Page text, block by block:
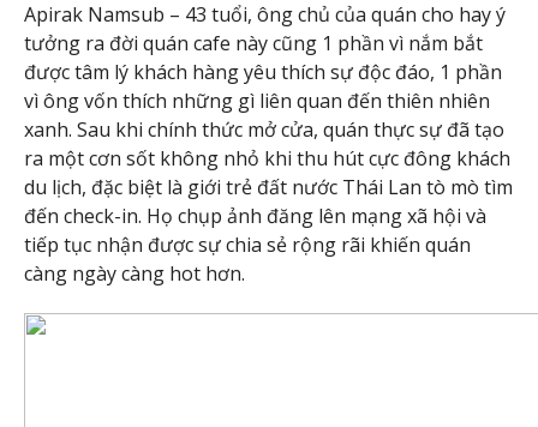
Apirak Namsub – 43 tuổi, ông chủ của quán cho hay ý
tưởng ra đời quán cafe này cũng 1 phần vì nắm bắt
được tâm lý khách hàng yêu thích sự độc đáo, 1 phần
vì ông vốn thích những gì liên quan đến thiên nhiên
xanh. Sau khi chính thức mở cửa, quán thực sự đã tạo
ra một cơn sốt không nhỏ khi thu hút cực đông khách
du lịch, đặc biệt là giới trẻ đất nước Thái Lan tò mò tìm
đến check-in. Họ chụp ảnh đăng lên mạng xã hội và
tiếp tục nhận được sự chia sẻ rộng rãi khiến quán
càng ngày càng hot hơn.